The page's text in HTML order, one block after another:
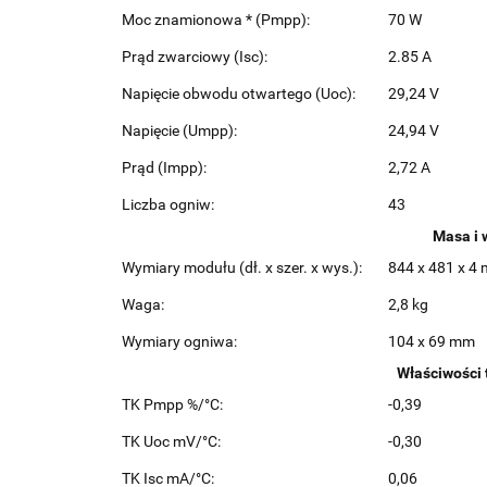
Moc znamionowa * (Pmpp): 70 W
Prąd zwarciowy (Isc): 2.85 A
Napięcie obwodu otwartego (Uoc): 29,24 V
Napięcie (Umpp): 24,94 V
Prąd (Impp): 2,72 A
Liczba ogniw:
43
Masa i
Wymiary modułu (dł. x szer. x wys.):
844 x 481 x 4
Waga: 2,8 kg
Wymiary ogniwa:
104 x 69 mm
TK Pmpp %/°C:
-0,39
TK Uoc mV/°C: -0,30
TK Isc mA/°C: 0,06